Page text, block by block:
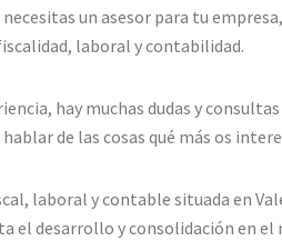
un asesor para tu
laboral y contabilidad.
hay muchas dudas y
de las cosas qué más os
laboral y contable situada en
el desarrollo y consolidación en